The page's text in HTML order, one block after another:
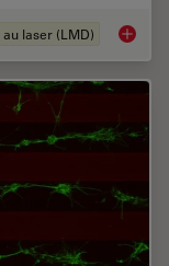
laser (LMD) An